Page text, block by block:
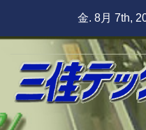
金. 8月 7th,